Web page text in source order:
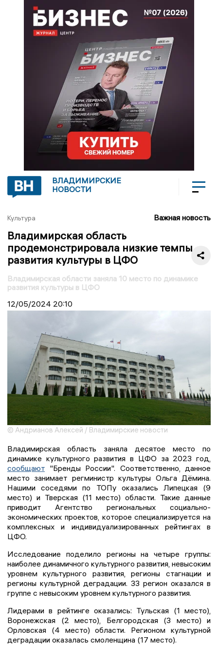
ВЛАДИМИРСКИЕ
НОВОСТИ
Культура Важная новость
Владимирская область
продемонстрировала низкие темпы
развития культуры в ЦФО
Владимирская области заняла 10 место по динамике
развития культуры в ЦФО
12/05/2024 20:10
© Андрианов Алексей / Владимирские новости
Владимирская область заняла десятое место по
динамике культурного развития в ЦФО за 2023 год,
сообщают "Бренды России". Соответственно, данное
место занимает регминистр культуры Ольга Дёмина.
Нашими соседями по ТОПу оказались Липецкая (9
место) и Тверская (11 место) области. Такие данные
приводит Агентство региональных социально-
экономических проектов, которое специализируется на
комплексных и индивидуализированных рейтингах в
ЦФО.
Исследование поделило регионы на четыре группы:
наиболее динамичного культурного развития, невысоким
уровнем культурного развития, регионы стагнации и
регионы культурной деградации. 33 регион оказался в
группе с невысоким уровнем культурного развития.
Лидерами в рейтинге оказались: Тульская (1 место),
Воронежская (2 место), Белгородская (3 место) и
Орловская (4 место) области. Регионом культурной
деградации оказалась смоленщина (17 место).